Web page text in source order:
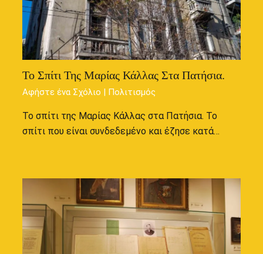
Το Σπίτι Της Μαρίας Κάλλας Στα Πατήσια.
Αφήστε ένα Σχόλιο | Πολιτισμός
Το σπίτι της Μαρίας Κάλλας στα Πατήσια. Το
σπίτι που είναι συνδεδεμένο και έζησε κατά…